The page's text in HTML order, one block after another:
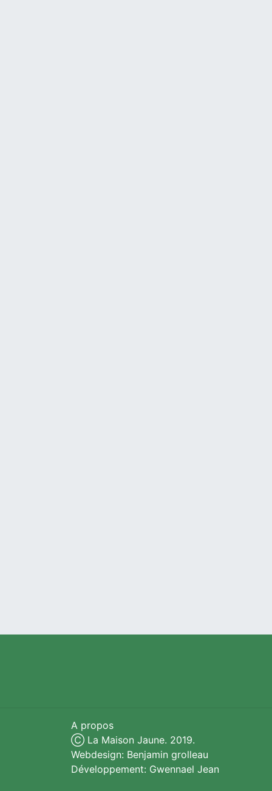
A propos
Ⓒ La Maison Jaune. 2019.
Webdesign: Benjamin grolleau
Développement: Gwennael Jean